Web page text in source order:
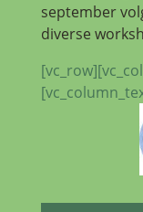
september
diverse